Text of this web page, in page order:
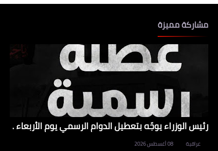
مشاركة مميزة
رئيس الوزراء يوجّه بتعطيل الدوام الرسمي يوم الأربعاء .
عراقية 08 أغسطس 2026